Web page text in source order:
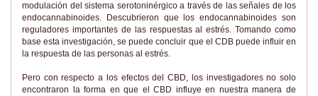
modulación del sistema serotoninérgico a través de las señales de los
endocannabinoides. Descubrieron que los endocannabinoides son
reguladores importantes de las respuestas al estrés. Tomando como
base esta investigación, se puede concluir que el CDB puede influir en
la respuesta de las personas al estrés.
Pero con respecto a los efectos del CBD, los investigadores no solo
encontraron la forma en que el CBD influye en nuestra manera de